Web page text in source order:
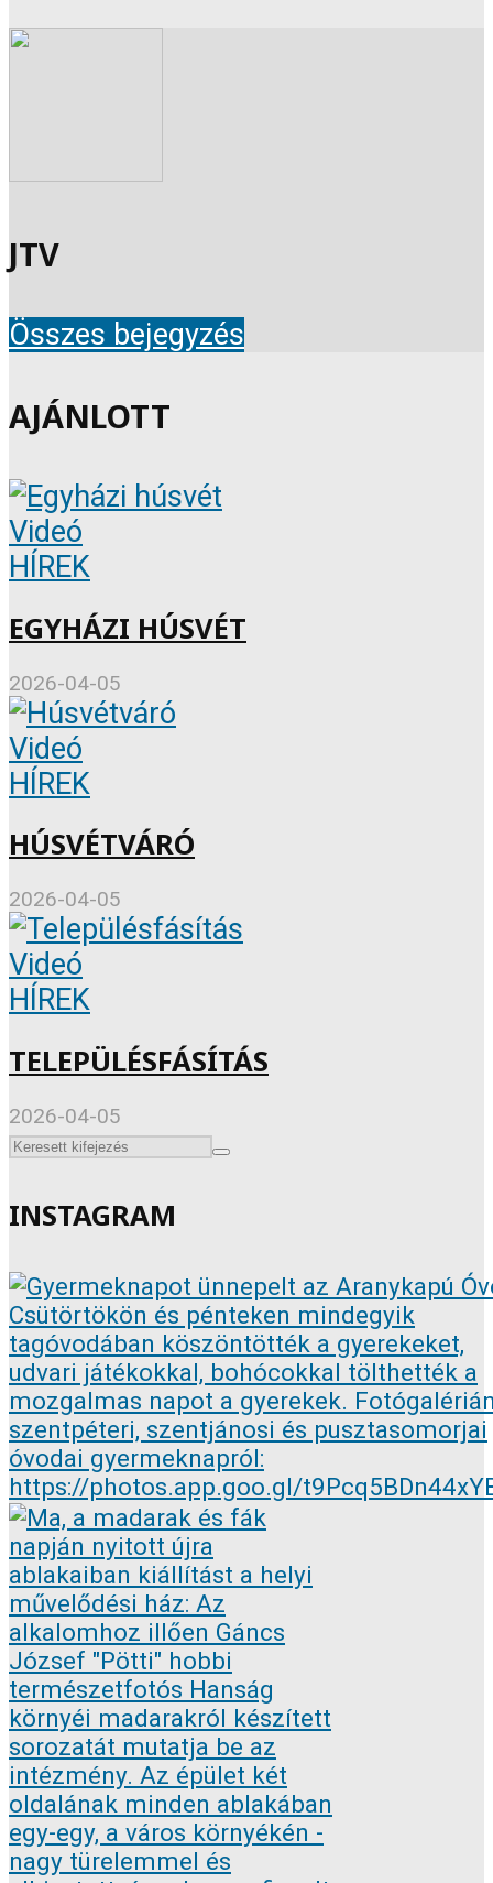
JTV
Összes bejegyzés
AJÁNLOTT
Videó
HÍREK
EGYHÁZI HÚSVÉT
2026-04-05
Videó
HÍREK
HÚSVÉTVÁRÓ
2026-04-05
Videó
HÍREK
TELEPÜLÉSFÁSÍTÁS
2026-04-05
INSTAGRAM